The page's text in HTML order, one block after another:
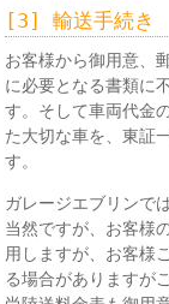
[3] 輸送手続き
お客様から御用意、
に必要となる書類に
す。そして車両代金
た大切な車を、東証
す。
ガレージエブリンで
当然ですが、お客様
用しますが、お客様
る場合がありますが